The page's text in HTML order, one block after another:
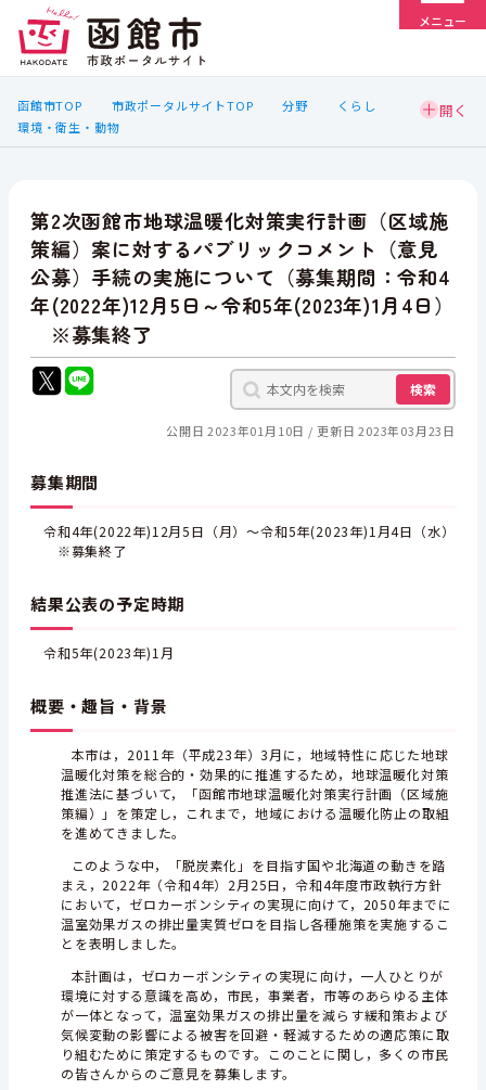
メニュー
函館市TOP 市政ポータルサイトTOP 分野
くらし
環境・衛生・動物
第2次函館市地球温暖化対策実行計画（区域施
策編）案に対するパブリックコメント（意見
公募）手続の実施について（募集期間：令和4
年(2022年)12月5日～令和5年(2023年)1月4日）
※募集終了
検索
公開日 2023年01月10日 更新日 2023年03月23日
募集期間
令和4年(2022年)12月5日（月）～令和5年(2023年)1月4日（水）
※募集終了
結果公表の予定時期
令和5年(2023年)1月
概要・趣旨・背景
本市は， 2011 年（平成23年）3月に，地域特性に応じた地球
温暖化対策を総合的・効果的に推進するため，地球温暖化対策
推進法に基づいて，「函館市地球温暖化対策実行計画（区域施
策編）」を策定し，これまで，地域における温暖化防止の取組
を進めてきました。
このような中，「脱炭素化」を目指す国や北海道の動きを踏
まえ， 2022年（令和4年）2月25日，令和4年度市政執行方針
において，ゼロカーボンシティの実現に向けて， 2050年までに
温室効果ガスの排出量実質ゼロを目指し各種施策を実施するこ
とを表明しました。
本計画は，ゼロカーボンシティの実現に向け，一人ひとりが
環境に対する意識を高め，市民，事業者，市等のあらゆる主体
が一体となって，温室効果ガスの排出量を減らす緩和策および
気候変動の影響による被害を回避・軽減するための適応策に取
り組むために策定するものです。このことに関し，多くの市民
の皆さんからのご意見を募集します。